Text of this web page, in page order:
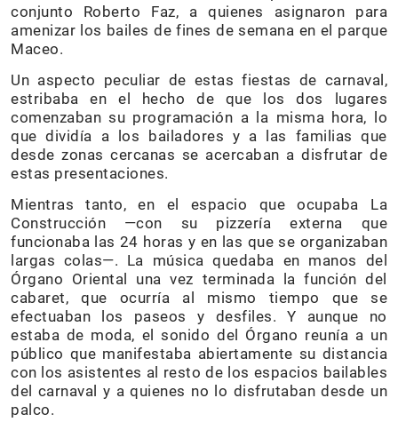
conjunto Roberto Faz, a quienes asignaron para
amenizar los bailes de fines de semana en el parque
Maceo.
Un aspecto peculiar de estas fiestas de carnaval,
estribaba en el hecho de que los dos lugares
comenzaban su programación a la misma hora, lo
que dividía a los bailadores y a las familias que
desde zonas cercanas se acercaban a disfrutar de
estas presentaciones.
Mientras tanto, en el espacio que ocupaba La
Construcción —con su pizzería externa que
funcionaba las 24 horas y en las que se organizaban
largas colas—. La música quedaba en manos del
Órgano Oriental una vez terminada la función del
cabaret, que ocurría al mismo tiempo que se
efectuaban los paseos y desfiles. Y aunque no
estaba de moda, el sonido del Órgano reunía a un
público que manifestaba abiertamente su distancia
con los asistentes al resto de los espacios bailables
del carnaval y a quienes no lo disfrutaban desde un
palco.